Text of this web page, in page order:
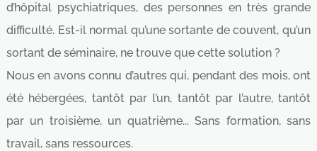
d’hôpital psychiatriques, des personnes en très grande
difficulté. Est-il normal qu’une sortante de couvent, qu’un
sortant de séminaire, ne trouve que cette solution ?
Nous en avons connu d’autres qui, pendant des mois, ont
été hébergées, tantôt par l’un, tantôt par l’autre, tantôt
par un troisième, un quatrième... Sans formation, sans
travail, sans ressources.